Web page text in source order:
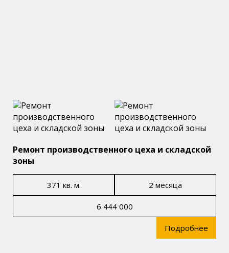
Ремонт производственного цеха и складской
зоны
371 кв. м. 2 месяца
6 444 000
Подробнее